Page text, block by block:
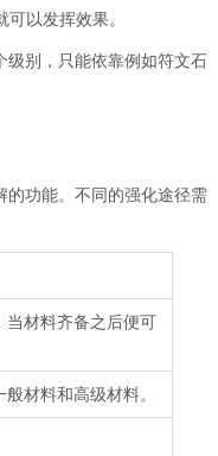
以发挥效果。
级别，只能依靠例如符文石
的功能。不同的强化途径需
当材料齐备之后便可
材料和高级材料。